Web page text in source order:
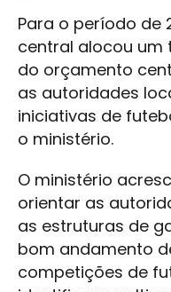
Para o período de
central alocou um
do orçamento
as autoridades
iniciativas de
o ministério.
O ministério
orientar as
as estruturas de
bom andamento
competições de